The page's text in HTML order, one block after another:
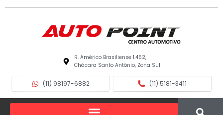
R. Américo Brasiliense 1.452,
Chácara Santo Antônio, Zona Sul
(11) 98197-6882 (11) 5181-3411